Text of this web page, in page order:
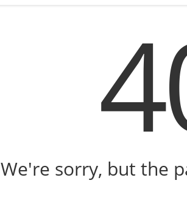
We're sorry, but the